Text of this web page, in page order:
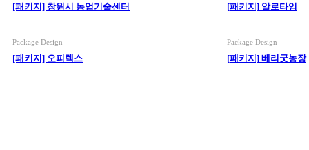
[패키지] 창원시 농업기술센터 [패키지] 알로타임
Package Design
[패키지] 오피렉스
Package Design
[패키지] 베리굿농장